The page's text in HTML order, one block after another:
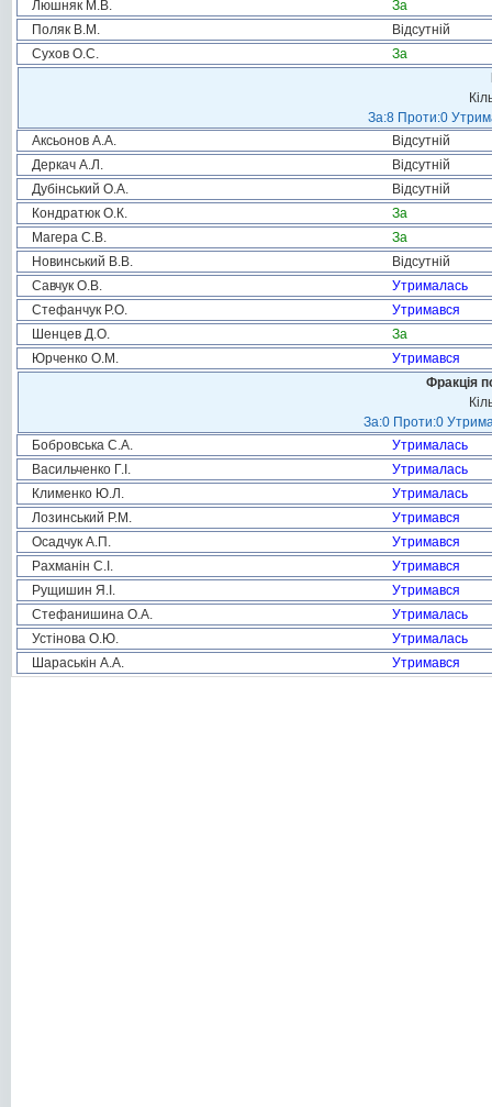
Люшняк М.В.
За
Поляк В.М.
Відсутній
Сухов О.С.
За
За:8 Проти:0
Аксьонов А.А.
Відсутній
Деркач А.Л.
Відсутній
Дубінський О.А.
Відсутній
Кондратюк О.К.
За
Магера С.В.
За
Новинський В.В.
Відсутній
Савчук О.В.
Утрималась
Стефанчук Р.О.
Утримався
Шенцев Д.О.
За
Юрченко О.М.
Утримався
Фракція
За:0 Проти:0
Бобровська С.А.
Утрималась
Васильченко Г.І.
Утрималась
Клименко Ю.Л.
Утрималась
Лозинський Р.М.
Утримався
Осадчук А.П.
Утримався
Рахманін С.І.
Утримався
Рущишин Я.І.
Утримався
Стефанишина О.А.
Утрималась
Устінова О.Ю.
Утрималась
Шараськін А.А.
Утримався